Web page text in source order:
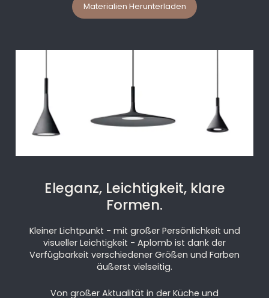
Materialien Herunterladen
Eleganz, Leichtigkeit, klare
Formen.
Kleiner Lichtpunkt - mit großer Persönlichkeit und
visueller Leichtigkeit - Aplomb ist dank der
Verfügbarkeit verschiedener Größen und Farben
äußerst vielseitig.
Von großer Aktualität in der Küche und